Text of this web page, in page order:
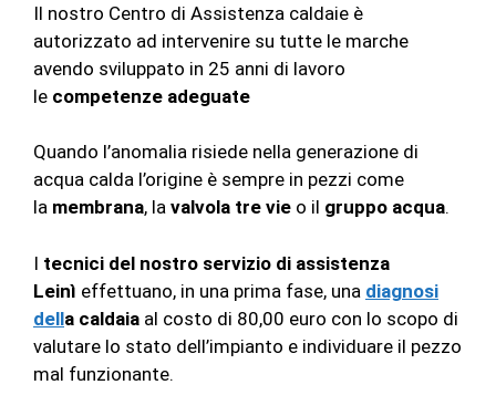
Il nostro Centro di Assistenza caldaie è
autorizzato ad intervenire su tutte le marche
avendo sviluppato in 25 anni di lavoro
le competenze adeguate
Quando l’anomalia risiede nella generazione di
acqua calda l’origine è sempre in pezzi come
la membrana, la valvola tre vie o il gruppo acqua.
I tecnici del nostro servizio di assistenza
Leinì effettuano, in una prima fase, una diagnosi
della caldaia al costo di 80,00 euro con lo scopo di
valutare lo stato dell’impianto e individuare il pezzo
mal funzionante.